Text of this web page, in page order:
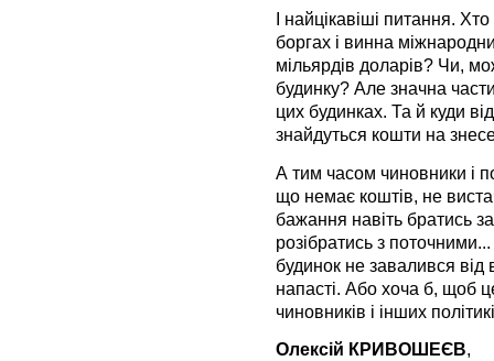
І найцікавіші питання.
боргах і винна
мільярдів доларів? Чи,
будинку? Але значна
цих будинках. Та й куди
знайдуться кошти на
А тим часом чиновники і
що немає коштів, не
бажання навіть братись
розібратись з
будинок не завалився від
напасті. Або хоча б, щоб
чиновників і інших
Олексій КРИВОШЕЄВ,